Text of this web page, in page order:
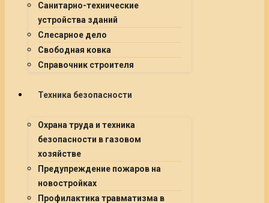
Санитарно-технические
устройства зданий
Слесарное дело
Свободная ковка
Справочник строителя
Техника безопасности
Охрана труда и техника
безопасности в газовом
хозяйстве
Предупреждение пожаров на
новостройках
Профилактика травматизма в